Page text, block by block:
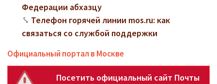
Федерации абхазцу
Телефон горячей линии mos.ru: как
связаться со службой поддержки
Официальный портал в Москве
Посетить официальный сайт Почты